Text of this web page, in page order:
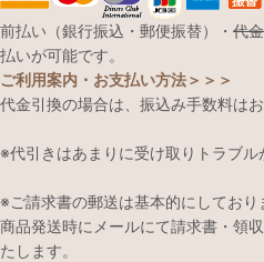
前払い（銀行振込・郵便振替）・ 代
払いが可能です。
ご利用案内・お支払い方法＞＞＞
代金引換の場合は、振込み手数料は
※代引きはあまりに受け取りトラブル
※ご請求書の郵送は基本的にしており
商品発送時にメールにて請求書・領
たします。